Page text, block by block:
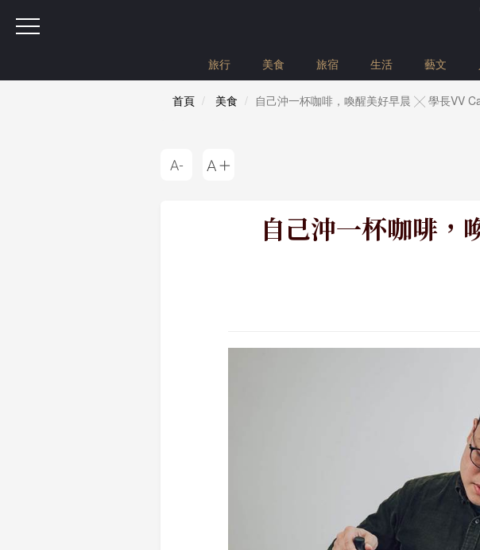
旅行 美食 旅宿 生活 藝文
首頁 美食 自己沖一杯咖啡，喚醒美好早晨 ╳ 學長VV
自己沖一杯咖啡